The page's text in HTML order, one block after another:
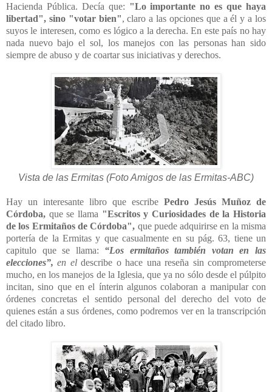
Hacienda Pública. Decía que: "Lo importante no es que haya
libertad", sino "votar bien", claro a las opciones que a él y a los
suyos le interesen, como es lógico a la derecha. En este país no hay
nada nuevo bajo el sol, los manejos con las personas han sido
siempre de abuso y de coartar sus iniciativas y derechos.
Vista de las Ermitas (Foto Amigos de las Ermitas-ABC)
Hay un interesante libro que escribe Pedro Jesús Muñoz de
Córdoba, que se llama "Escritos y Curiosidades de la Historia
de los Ermitaños de Córdoba", que puede adquirirse en la misma
portería de la Ermitas y que casualmente en su pág. 63, tiene un
capitulo que se llama: “Los ermitaños también votan en las
elecciones”, en eldescribe o hace una reseña sin comprometerse
mucho, en los manejos de la Iglesia, que ya no sólo desde el púlpito
incitan, sino que en el ínterin algunos colaboran a manipular con
órdenes concretas el sentido personal del derecho del voto de
quienes están a sus órdenes, como podremos ver en la transcripción
del citado libro.